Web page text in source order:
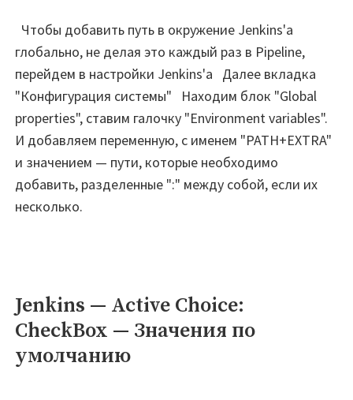
Чтобы добавить путь в окружение Jenkins'а
глобально, не делая это каждый раз в Pipeline,
перейдем в настройки Jenkins'а Далее вкладка
"Конфигурация системы" Находим блок "Global
properties", ставим галочку "Environment variables".
И добавляем переменную, с именем "PATH+EXTRA"
и значением — пути, которые необходимо
добавить, разделенные ":" между собой, если их
несколько.
Jenkins — Active Choice:
CheckBox — Значения по
умолчанию